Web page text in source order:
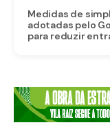
Medidas de
adotadas pelo
para reduzir